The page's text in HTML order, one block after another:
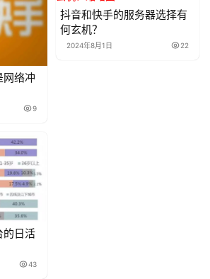
网络冲
9
抖音和快手的服务器选择有
何玄机？
2024年8月1日 22
的日活
43